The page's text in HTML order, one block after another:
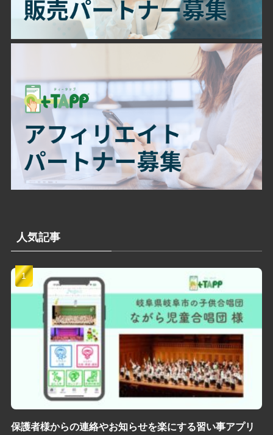
人気記事
保護者様からの連絡やお知らせを楽にする習い事アプリ